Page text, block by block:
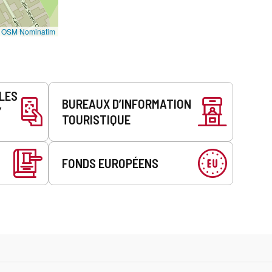
c
t
r
i
q
u
e
OSM Nominatim
BUREAUX D’INFORMATION
TOURISTIQUE
FONDS EUROPÉENS